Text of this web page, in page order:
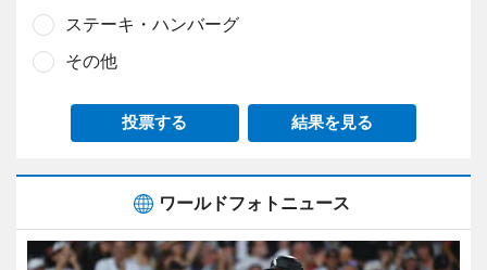
ステーキ・ハンバーグ
その他
投票する 結果を見る
ワールドフォトニュース